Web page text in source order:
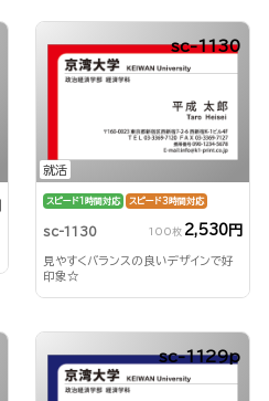
就活
sc-1130
スピード1時間対応 スピード3時間対応
sc-1130 100枚 2,530円
見やすくバランスの良いデザインで好
印象☆
sc-1129p